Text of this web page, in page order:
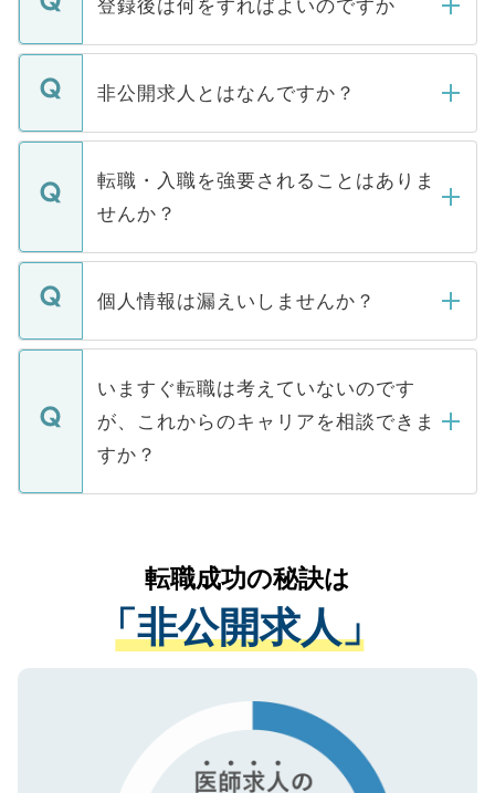
登録後は何をすればよいのですか
ご登録いただきましたら、弊社担当者がご
登録内容を確認し、その後メールもしくは
ます。通常、5営業日以内にはご連絡をせて
いただきますので、しばらくお待ちくださ
非公開求人とはなんですか？
マイナビDOCTORで取り扱っている求人の
うち約3割は、Webサイトからご覧いただ
けない「非公開求人」です。非公開求人は
下記の理由によって、一般には公開してい
ません。
■応募殺到を避けるため 人気のある医療機
関を公にしてしまうと、応募が殺到する場
に、医療機関が求める条件に合った人材の
みを人材紹介会社に依頼するケースが増え
ています。
転職・入職を強要されることはありま
せんか？
転職・入職を強要することは一切ありませ
ん。また、仮に応募先から内定をいただい
定を承諾する必要はありません。内定先へ
の辞退の連絡はキャリアパートナーが行い
個人情報は漏えいしませんか？
個人情報が漏えいすることはありませんの
で、ご安心ください。当サイトからの登録
などで収集したご登録者様の個人情報は、
ご本人のキャリアアップおよび転職活動の
支援を目的に使用いたします。お預かりし
ているすべての個人データはご本人の許可
は、個人情報の取り扱いについての厳密な
管理基準を満たした事業者のみに付与され
る、プライバシーマークを取得済みです。
で、機密保持に関してもご安心ください。
いますぐ転職は考えていないのです
が、これからのキャリアを相談できま
すか？
かがいして、現在の医療機関の状況や紹介
経験をまじえながら、適切なアドバイスを
させていただきます。すぐにご転職をされ
ない方には、長期的なサポートが可能です
ので、まずはご登録ください。
転職成功の秘訣は
「非公開求人」